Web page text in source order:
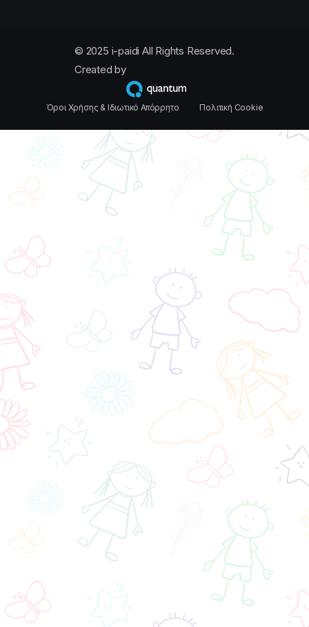
© 2025 i-paidi All Rights Reserved.
Created by
Όροι Χρήσης & Ιδιωτικό Απόρρητο Πολιτική Cookie